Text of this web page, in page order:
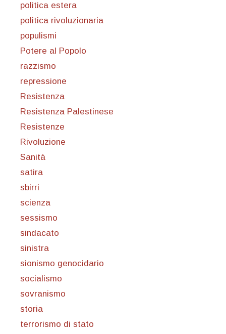
politica estera
politica rivoluzionaria
populismi
Potere al Popolo
razzismo
repressione
Resistenza
Resistenza Palestinese
Resistenze
Rivoluzione
Sanità
satira
sbirri
scienza
sessismo
sindacato
sinistra
sionismo genocidario
socialismo
sovranismo
storia
terrorismo di stato